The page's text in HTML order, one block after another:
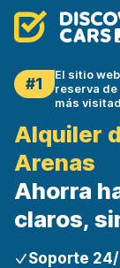
#1
El sitio
reserva
más
Alquiler
Arenas
Ahorra
claros,
Soporte